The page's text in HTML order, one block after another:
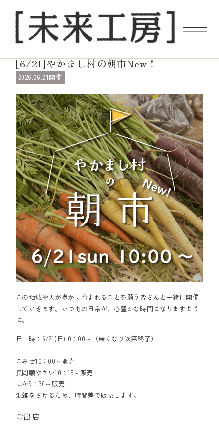
[6/21]やかまし村の朝市New！
2026.06.21開催
この地域や人が豊かに育まれることを願う皆さんと一緒に開催
していきます。いつもの日常が、心豊かな時間になりますよう
に。
日 時：6/21(日)10：00～（無くなり次第終了）
こみせ10：00～販売
長岡順やさい10：15～販売
ほか9：30～販売
混雑をさけるため、時間差で販売します。
ご出店